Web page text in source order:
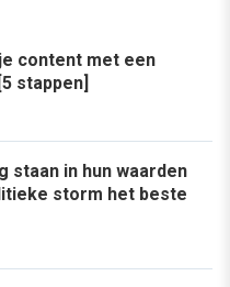
content met een
stappen]
staan in hun waarden
storm het beste